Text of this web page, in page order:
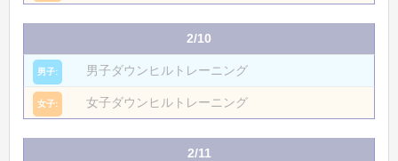
2/10
男子ダウンヒルトレーニング
女子ダウンヒルトレーニング
2/11